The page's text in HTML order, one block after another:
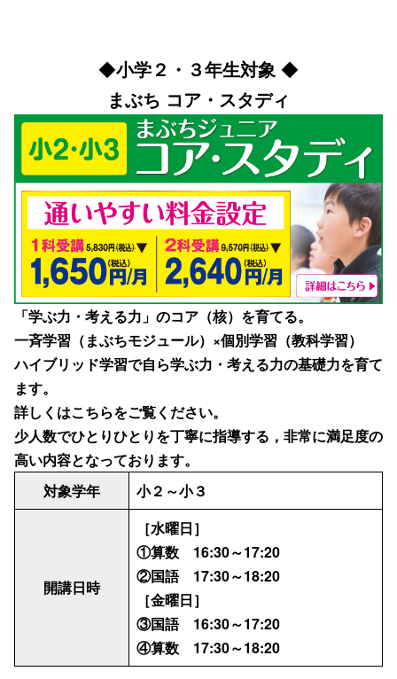
◆小学２・３年生対象 ◆
まぶち コア・スタディ
「学ぶ力・考える力」のコア（核）を育てる。
一斉学習（まぶちモジュール）×個別学習（教科学習）
ハイブリッド学習で自ら学ぶ力・考える力の基礎力を育て
ます。
詳しくはこちらをご覧ください。
少人数でひとりひとりを丁寧に指導する，非常に満足度の
高い内容となっております。
対象学年
小２～小３
開講日時
［水曜日］
①算数 16:30～17:20
②国語 17:30～18:20
［金曜日］
③国語 16:30～17:20
④算数 17:30～18:20